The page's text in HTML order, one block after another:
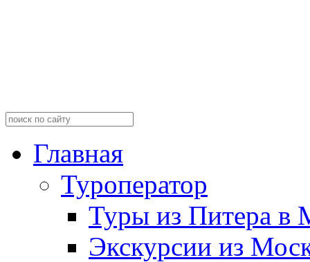
Главная
Туроператор
Туры из Питера в
Экскурсии из